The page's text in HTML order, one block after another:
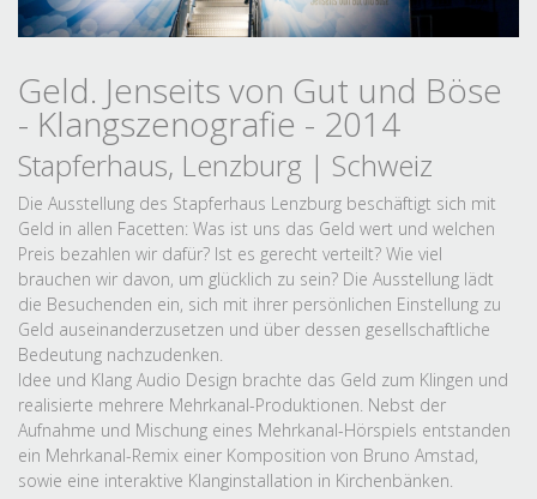
Geld. Jenseits von Gut und Böse
- Klangszenografie - 2014
Stapferhaus, Lenzburg | Schweiz
Die Ausstellung des Stapferhaus Lenzburg beschäftigt sich mit
Geld in allen Facetten: Was ist uns das Geld wert und welchen
Preis bezahlen wir dafür? Ist es gerecht verteilt? Wie viel
brauchen wir davon, um glücklich zu sein? Die Ausstellung lädt
die Besuchenden ein, sich mit ihrer persönlichen Einstellung zu
Geld auseinanderzusetzen und über dessen gesellschaftliche
Bedeutung nachzudenken.
Idee und Klang Audio Design brachte das Geld zum Klingen und
realisierte mehrere Mehrkanal-Produktionen. Nebst der
Aufnahme und Mischung eines Mehrkanal-Hörspiels entstanden
ein Mehrkanal-Remix einer Komposition von Bruno Amstad,
sowie eine interaktive Klanginstallation in Kirchenbänken.